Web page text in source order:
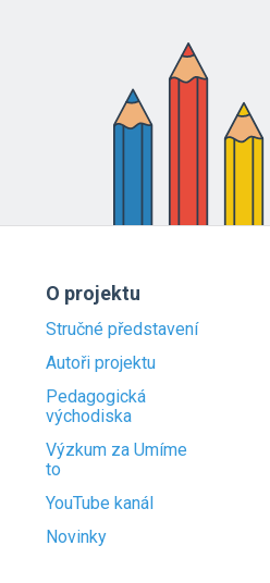
O projektu
Stručné představení
Autoři projektu
Pedagogická
východiska
Výzkum za Umíme
to
YouTube kanál
Novinky